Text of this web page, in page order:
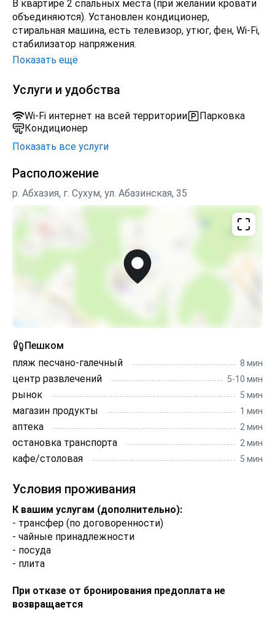
В квартире 2 спальных места (при желании кровати
объединяются). Установлен кондиционер,
стиральная машина, есть телевизор, утюг, фен, Wi-Fi,
стабилизатор напряжения.
Санузел и душ с умывальником в квартире.
электрическая, чайник электрический,
микроволновая печь!
Постельное белье и полотенца предоставляем.
В шаговой доступности все - рынок 7 минут, парки,
столовые, аптеки и весь общественный транспорт.
Показать ещё
Услуги и удобства
Wi-Fi интернет на всей территории
Парковка
Кондиционер
Показать все услуги
Расположение
р. Абхазия, г. Сухум, ул. Абазинская, 35
Пешком
пляж песчано-галечный
8 мин
центр развлечений 5-10 мин
рынок 5 мин
магазин продукты 1 мин
аптека 2 мин
остановка транспорта 2 мин
кафе/столовая 5 мин
Условия проживания
К вашим услугам (дополнительно):
- трансфер (по договоренности)
- чайные принадлежности
- посуда
- плита
При отказе от бронирования предоплата не
возвращается